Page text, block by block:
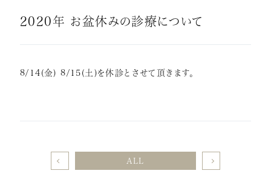
よくある質問
矯正歯科
2020年 お盆休みの診療について
8/14(金) 8/15(土)を休診とさせて頂きます。
ALL